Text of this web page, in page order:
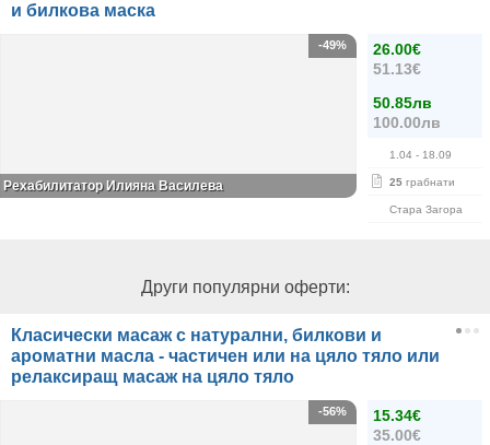
и билкова маска
26.00€
51.13€
50.85лв
100.00лв
1.04 - 18.09
25 грабнати
Стара Загора
-49%
Рехабилитатор Илияна Василева
Други популярни оферти:
Класически масаж с натурални, билкови и
ароматни масла - частичен или на цяло тяло или
релаксиращ масаж на цяло тяло
15.34€
35.00€
-56%